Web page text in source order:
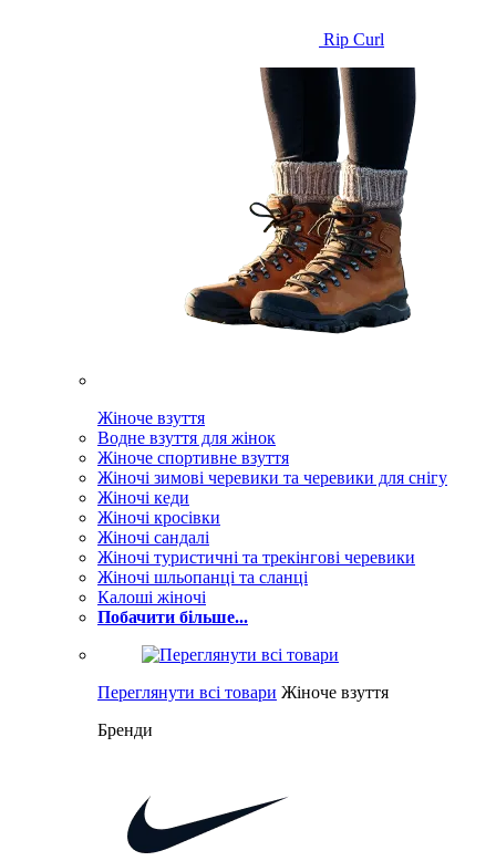
Rip Curl
Жіноче взуття
Водне взуття для жінок
Жіноче спортивне взуття
Жіночі зимові черевики та черевики для снігу
Жіночі кеди
Жіночі кросівки
Жіночі сандалі
Жіночі туристичні та трекінгові черевики
Жіночі шльопанці та сланці
Калоші жіночі
Побачити більше...
Переглянути всі товари Жіноче взуття
Бренди